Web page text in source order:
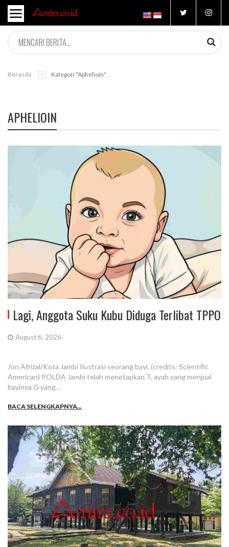
Beranda Kategori "aphelioin"
APHELIOIN
Lagi, Anggota Suku Kubu Diduga Terlibat TPPO
August 6, 2026
Jon Afrizal/Kota Jambi Ilustrasi seorang bayi. (credits: Scientific
American) POLDA Jambi telah menetapkan T, ayah yang menjual
bayinya G yang…
BACA SELENGKAPNYA...